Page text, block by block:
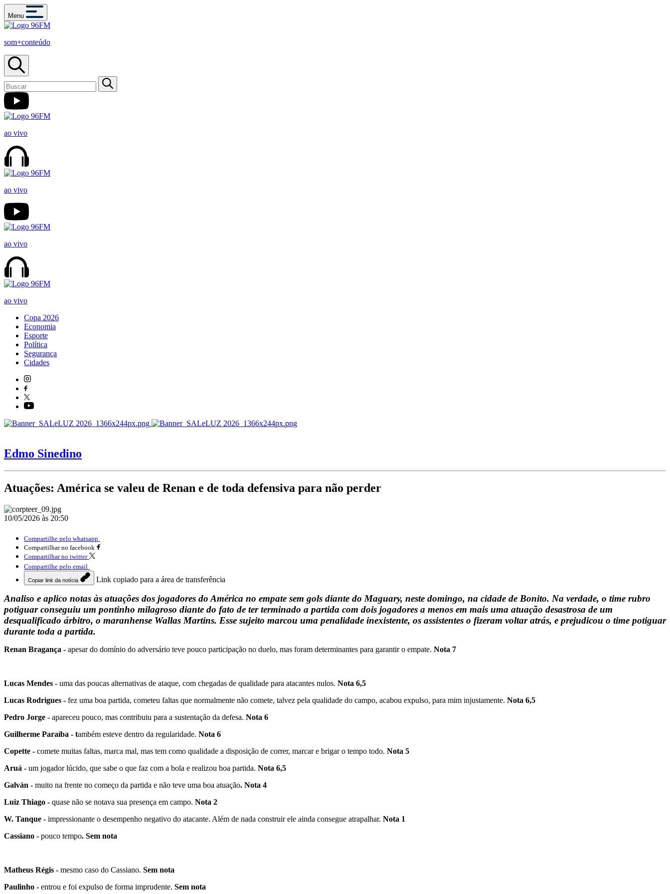
Menu
som+conteúdo
ao vivo
ao vivo
ao vivo
ao vivo
Copa 2026
Economia
Esporte
Política
Segurança
Cidades
Edmo Sinedino
Atuações: América se valeu de Renan e de toda defensiva para não perder
10/05/2026 às 20:50
Compartilhe pelo whatsapp
Compartilhar no facebook
Compartilhar no twitter
Compartilhe pelo email
Copiar link da notícia Link copiado para a área de transferência
Analiso e aplico notas às atuações dos jogadores do América no empate sem gols diante do Maguary, neste domingo, na cidade de Bonito. Na verdade, o time rubro
potiguar conseguiu um pontinho milagroso diante do fato de ter terminado a partida com dois jogadores a menos em mais uma atuação desastrosa de um
desqualificado árbitro, o maranhense Wallas Martins. Esse sujeito marcou uma penalidade inexistente, os assistentes o fizeram voltar atrás, e prejudicou o time potiguar
durante toda a partida.
Renan Bragança - apesar do domínio do adversário teve pouco participação no duelo, mas foram determinantes para garantir o empate. Nota 7
Lucas Mendes - uma das poucas alternativas de ataque, com chegadas de qualidade para atacantes nulos. Nota 6,5
Lucas Rodrigues - fez uma boa partida, cometeu faltas que normalmente não comete, talvez pela qualidade do campo, acabou expulso, para mim injustamente. Nota 6,5
Pedro Jorge - apareceu pouco, mas contribuiu para a sustentação da defesa. Nota 6
Guilherme Paraíba - também esteve dentro da regularidade. Nota 6
Copette - comete muitas faltas, marca mal, mas tem como qualidade a disposição de correr, marcar e brigar o tempo todo. Nota 5
Aruá - um jogador lúcido, que sabe o que faz com a bola e realizou boa partida. Nota 6,5
Galván - muito na frente no começo da partida e não teve uma boa atuação. Nota 4
Luiz Thiago - quase não se notava sua presença em campo. Nota 2
W. Tanque - impressionante o desempenho negativo do atacante. Além de nada construir ele ainda consegue atrapalhar. Nota 1
Cassiano - pouco tempo. Sem nota
Matheus Régis - mesmo caso do Cassiano. Sem nota
Paulinho - entrou e foi expulso de forma imprudente. Sem nota